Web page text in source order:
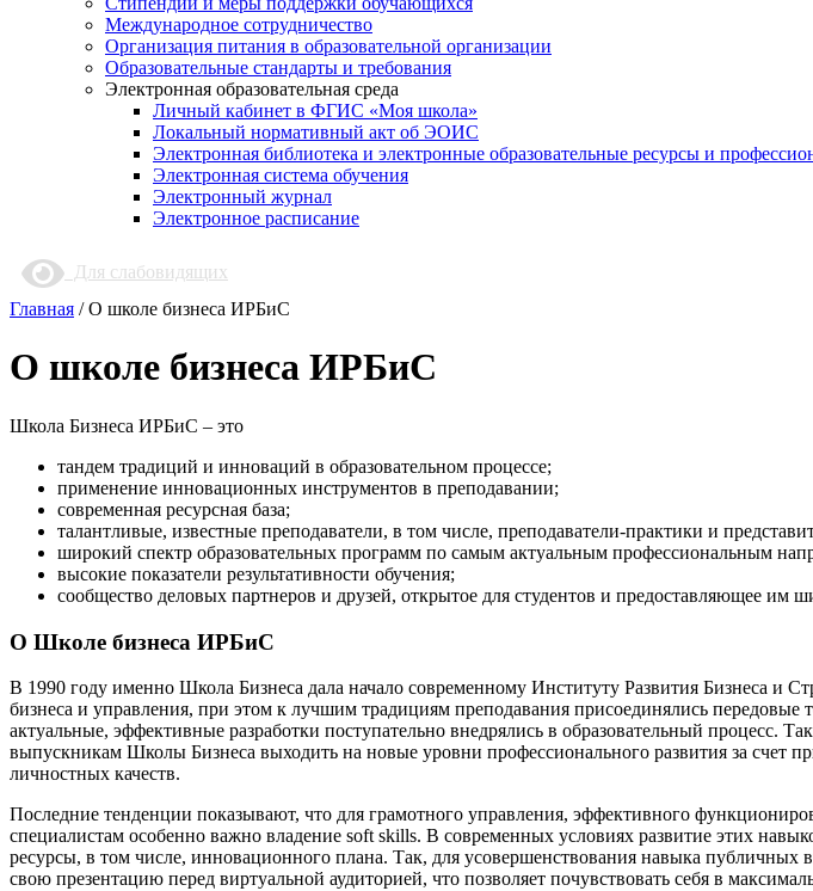
Международное сотрудничество
Организация питания в образовательной организации
Образовательные стандарты и требования
Электронная образовательная среда
Личный кабинет в ФГИС «Моя школа»
Локальный нормативный акт об ЭОИС
Электронная библиотека и электронные образовательные ресурсы и
Электронная система обучения
Электронный журнал
Электронное расписание
Для слабовидящих
Главная /О школе бизнеса ИРБиС
О школе бизнеса ИРБиС
Школа Бизнеса ИРБиС – это
тандем традиций и инноваций в образовательном процессе;
применение инновационных инструментов в преподавании;
современная ресурсная база;
талантливые, известные преподаватели, в том числе, преподаватели-практики и
широкий спектр образовательных программ по самым актуальным профессиональным
высокие показатели результативности обучения;
сообщество деловых партнеров и друзей, открытое для студентов и предоставляющее им
О Школе бизнеса ИРБиС
В 1990 году именно Школа Бизнеса дала начало современному Институту Развития Бизнеса и
бизнеса и управления, при этом к лучшим традициям преподавания присоединялись
актуальные, эффективные разработки поступательно внедрялись в образовательный процесс.
выпускникам Школы Бизнеса выходить на новые уровни профессионального развития за счет
личностных качеств.
Последние тенденции показывают, что для грамотного управления, эффективного
специалистам особенно важно владение soft skills. В современных условиях развитие этих
ресурсы, в том числе, инновационного плана. Так, для усовершенствования навыка публичных
свою презентацию перед виртуальной аудиторией, что позволяет почувствовать себя в